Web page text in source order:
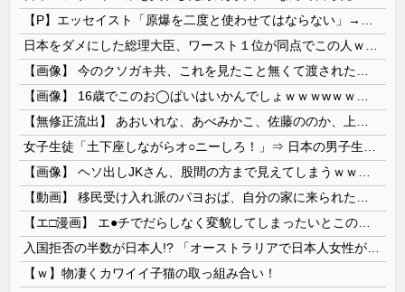
【ｗ】物凄くカワイイ子猫の取っ組み合い！